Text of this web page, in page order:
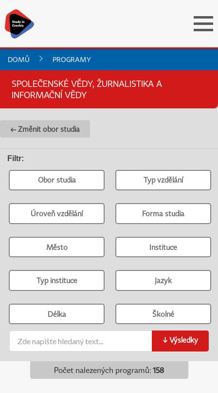
DOMŮ PROGRAMY
SPOLEČENSKÉ VĚDY, ŽURNALISTIKA A
INFORMAČNÍ VĚDY
← Změnit obor studia
Filtr:
Obor studia Typ vzdělání
Úroveň vzdělání Forma studia
Město Instituce
Typ instituce Jazyk
Délka Školné
↓ Výsledky
Počet nalezených programů: 158